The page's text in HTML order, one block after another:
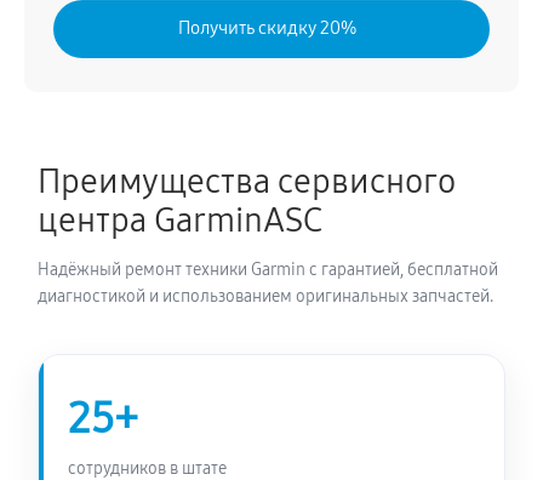
Замена процессора эхолота Garmin Echomap Plus
62cv
450 руб 60 минут
Замена разъема эхолота Garmin Echomap Plus 62cv
450 руб 90 минут
Замена зуммера эхолота Garmin Echomap Plus 62cv
Получить скидку 20%
Преимущества сервисного
центра GarminASC
Надёжный ремонт техники Garmin с гарантией, бесплатной
диагностикой и использованием оригинальных запчастей.
25+
сотрудников в штате